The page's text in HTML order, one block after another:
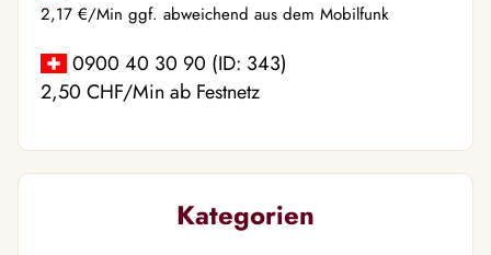
2,17 €/Min ggf. abweichend aus dem Mobilfunk
0900 40 30 90 (ID: 343)
2,50 CHF/Min ab Festnetz
Kategorien